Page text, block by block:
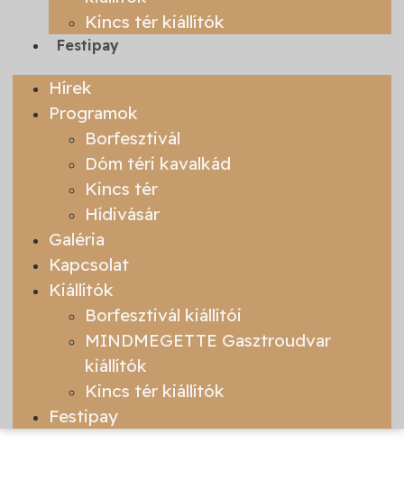
Kincs tér kiállítók
Festipay
Hírek
Programok
Borfesztivál
Dóm téri kavalkád
Kincs tér
Hídivásár
Galéria
Kapcsolat
Kiállítók
Borfesztivál kiállítói
MINDMEGETTE Gasztroudvar
kiállítók
Kincs tér kiállítók
Festipay